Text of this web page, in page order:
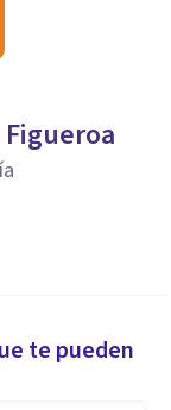
te pueden